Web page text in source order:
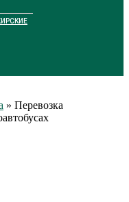
» Перевозка